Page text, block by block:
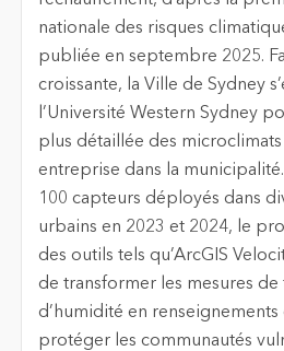
nationale des risques
publiée en septembre 2025.
croissante, la Ville de Sydney
l’Université Western Sydney
plus détaillée des
entreprise dans la
100 capteurs déployés dans
urbains en 2023 et 2024, le
des outils tels qu’ArcGIS
de transformer les mesures
d’humidité en
protéger les communautés